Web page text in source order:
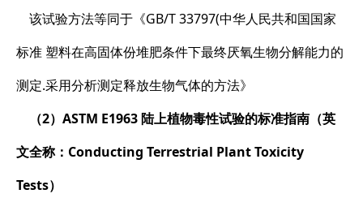
该试验方法等同于《GB/T 33797(中华人民共和国国家
标准 塑料在高固体份堆肥条件下最终厌氧生物分解能力的
测定.采用分析测定释放生物气体的方法》
（2）ASTM E1963 陆上植物毒性试验的标准指南（英
文全称：Conducting Terrestrial Plant Toxicity
Tests）